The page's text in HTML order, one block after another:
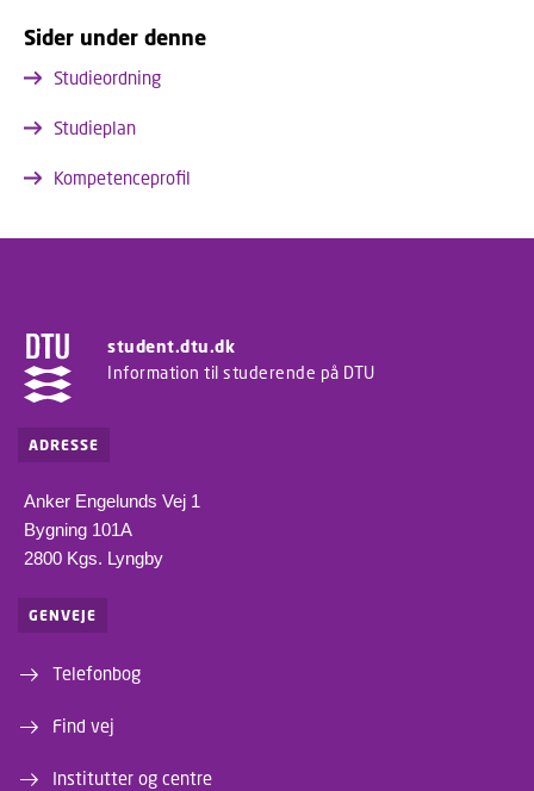
Sider under denne
Studieordning
Studieplan
Kompetenceprofil
student.dtu.dk
Information til studerende på DTU
ADRESSE
Anker Engelunds Vej 1
Bygning 101A
2800 Kgs. Lyngby
GENVEJE
Telefonbog
Find vej
Institutter og centre